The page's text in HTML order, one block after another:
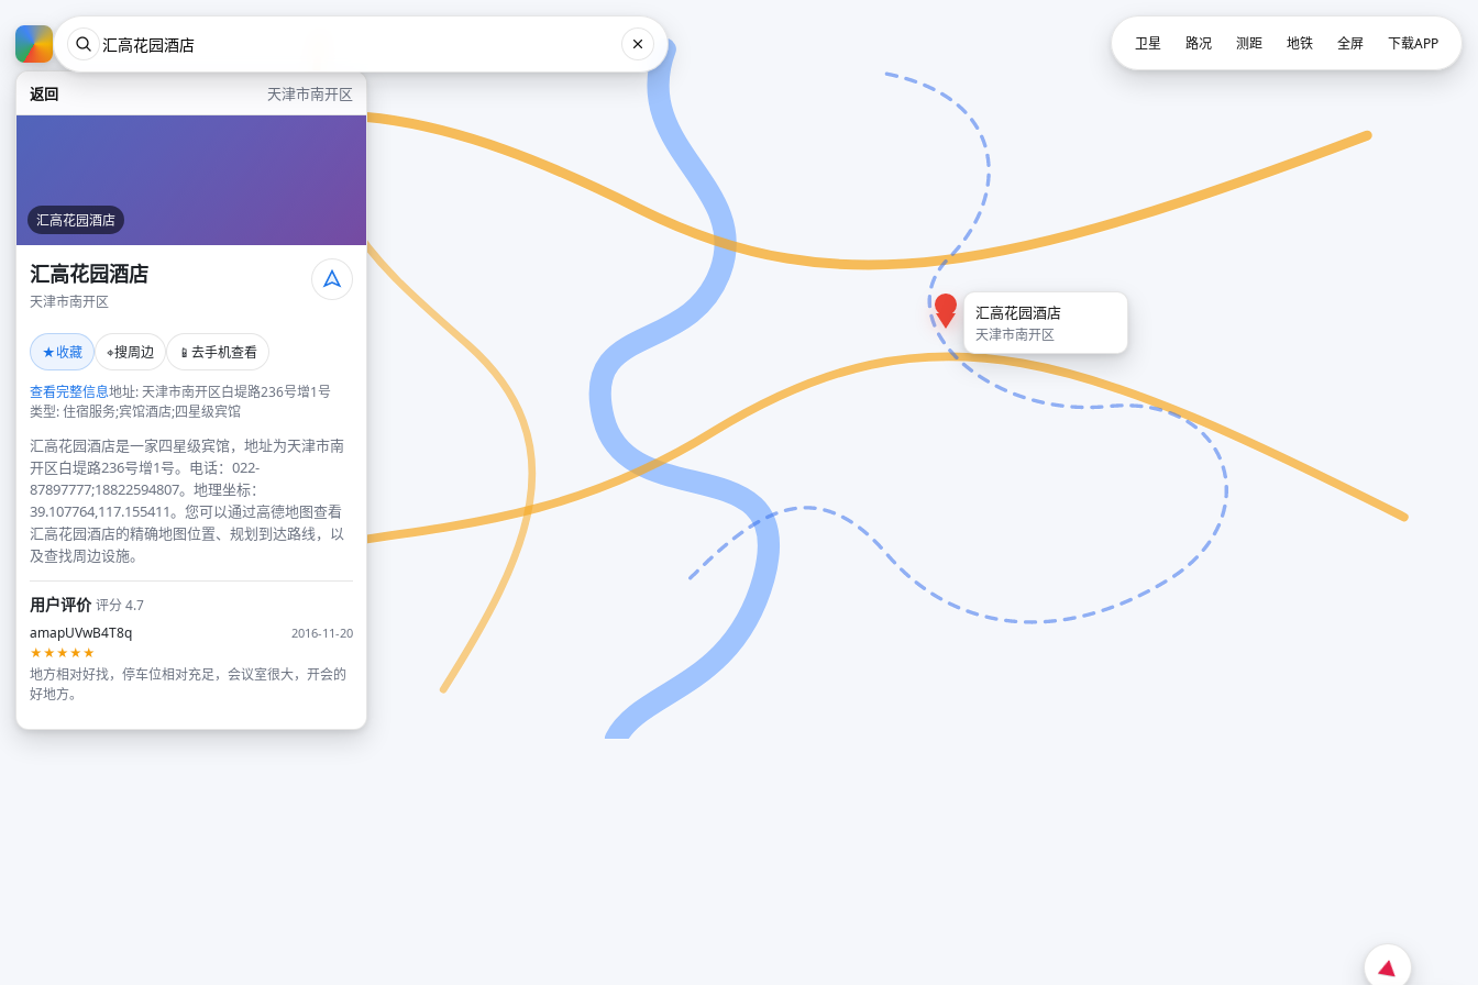
返回 天津市南开区
汇高花园酒店
汇高花园酒店
天津市南开区
★收藏 ⌖搜周边 📱 去手机查看
查看完整信息地址: 天津市南开区白堤路236号增1号
类型: 住宿服务;宾馆酒店;四星级宾馆
汇高花园酒店是一家四星级宾馆，地址为天津市南
开区白堤路236号增1号。电话：022-
87897777;18822594807。地理坐标：
39.107764,117.155411。您可以通过高德地图查看
汇高花园酒店的精确地图位置、规划到达路线，以
及查找周边设施。
用户评价评分 4.7
amapUVwB4T8q
2016-11-20
★★★★★
地方相对好找，停车位相对充足，会议室很大，开会的
好地方。
汇高花园酒店
天津市南开区
卫星 路况 测距 地铁 全屏 下载APP